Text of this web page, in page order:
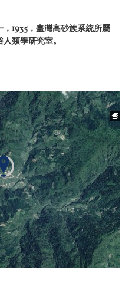
1935，臺灣高砂族系統所屬
類學研究室。